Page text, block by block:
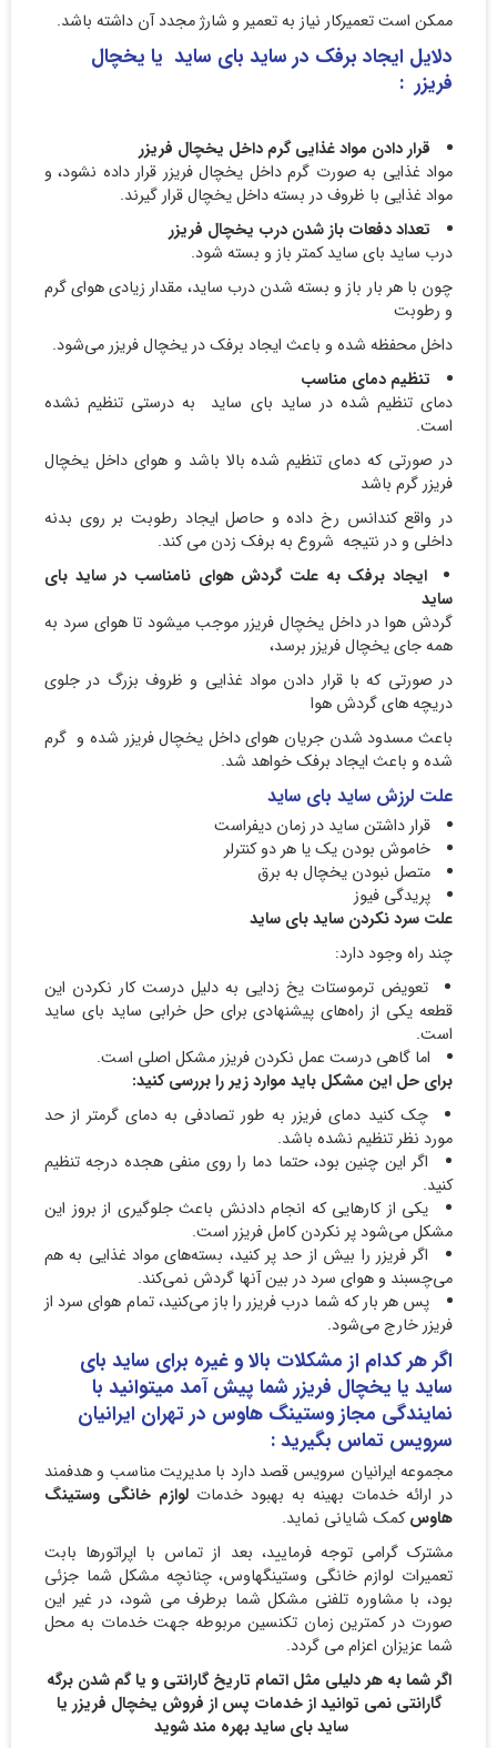
ممکن است تعمیرکار نیاز به تعمیر و شارژ مجدد آن داشته باشد.
دلایل ایجاد برفک در ساید بای ساید یا یخچال
فریزر :
قرار دادن مواد غذایی گرم داخل یخچال فریزر
مواد غذایی به صورت گرم داخل یخچال فریزر قرار داده نشود، و
مواد غذایی با ظروف در بسته داخل یخچال قرار گیرند.
تعداد دفعات باز شدن درب یخچال فریزر
درب ساید بای ساید کمتر باز و بسته شود.
چون با هر بار باز و بسته شدن درب ساید، مقدار زیادی هوای گرم
و رطوبت
داخل محفظه شده و باعث ایجاد برفک در یخچال فریزر می‌شود.
تنظیم دمای مناسب
دمای تنظیم شده در ساید بای ساید به درستی تنظیم نشده
است.
در صورتی که دمای تنظیم شده بالا باشد و هوای داخل یخچال
فریزر گرم باشد
در واقع کندانس رخ داده و حاصل ایجاد رطوبت بر روی بدنه
داخلی و در نتیجه شروع به برفک زدن می کند.
ایجاد برفک به علت گردش هوای نامناسب در ساید بای
ساید
گردش هوا در داخل یخچال فریزر موجب میشود تا هوای سرد به
همه جای یخچال فریزر برسد،
در صورتی که با قرار دادن مواد غذایی و ظروف بزرگ در جلوی
دریچه های گردش هوا
باعث مسدود شدن جریان هوای داخل یخچال فریزر شده و گرم
شده و باعث ایجاد برفک خواهد شد.
علت لرزش ساید بای ساید
قرار داشتن ساید در زمان دیفراست
خاموش بودن یک یا هر دو کنترلر
متصل نبودن یخچال به برق
پریدگی فیوز
علت سرد نکردن ساید بای ساید
چند راه وجود دارد:
تعویض ترموستات یخ زدایی به دلیل درست کار نکردن این
قطعه یکی از راه‌های پیشنهادی برای حل خرابی ساید بای ساید
است.
اما گاهی درست عمل نکردن فریزر مشکل اصلی است.
برای حل این مشکل باید موارد زیر را بررسی کنید:
چک کنید دمای فریزر به طور تصادفی به دمای گرمتر از حد
مورد نظر تنظیم نشده باشد.
اگر این چنین بود، حتما دما را روی منفی هجده درجه تنظیم
کنید.
یکی از کارهایی که انجام دادنش باعث جلوگیری از بروز این
مشکل می‌شود پر نکردن کامل فریزر است.
اگر فریزر را بیش از حد پر کنید، بسته‌های مواد غذایی به هم
می‌چسبند و هوای سرد در بین آنها گردش نمی‌کند.
پس هر بار که شما درب فریزر را باز می‌کنید، تمام هوای سرد از
فریزر خارج می‌شود.
اگر هر کدام از مشکلات بالا و غیره برای ساید بای
ساید یا یخچال فریزر شما پیش آمد میتوانید با
نمایندگی مجاز وستینگ هاوس در تهران ایرانیان
سرویس تماس بگیرید :
مجموعه ایرانیان سرویس قصد دارد با مدیریت مناسب و هدفمند
در ارائه خدمات بهینه به بهبود خدمات لوازم خانگی وستینگ
هاوسکمک شایانی نماید.
مشترک گرامی توجه فرمایید، بعد از تماس با اپراتورها بابت
تعمیرات لوازم خانگی وستینگهاوس، چنانچه مشکل شما جزئی
بود، با مشاوره تلفنی مشکل شما برطرف می شود، در غیر این
صورت در کمترین زمان تکنسین مربوطه جهت خدمات به محل
شما عزیزان اعزام می گردد.
اگر شما به هر دلیلی مثل اتمام تاریخ گارانتی و یا گم شدن برگه
گارانتی نمی توانید از خدمات پس از فروش یخچال فریزر یا
ساید بای ساید بهره مند شوید